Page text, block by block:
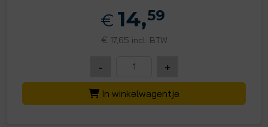
€ 14,59
€ 17,65 incl. BTW
- +
In winkelwagentje